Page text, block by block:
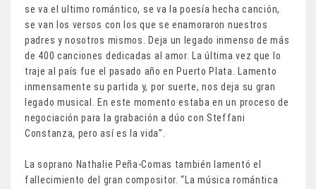
se va el ultimo romántico, se va la poesía hecha canción,
se van los versos con los que se enamoraron nuestros
padres y nosotros mismos. Deja un legado inmenso de más
de 400 canciones dedicadas al amor. La última vez que lo
traje al país fue el pasado año en Puerto Plata. Lamento
inmensamente su partida y, por suerte, nos deja su gran
legado musical. En este momento estaba en un proceso de
negociación para la grabación a dúo con Steffani
Constanza, pero así es la vida”.
La soprano Nathalie Peña-Comas también lamentó el
fallecimiento del gran compositor. “La música romántica